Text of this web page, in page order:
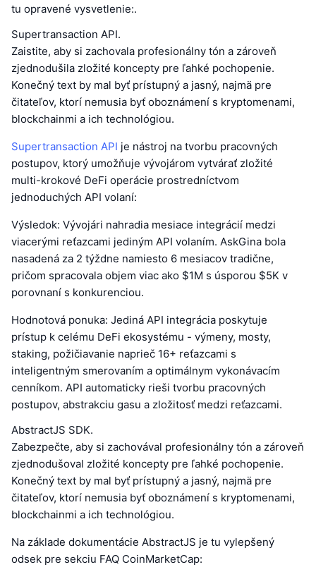
tu opravené vysvetlenie:.
Supertransaction API.
Zaistite, aby si zachovala profesionálny tón a zároveň
zjednodušila zložité koncepty pre ľahké pochopenie.
Konečný text by mal byť prístupný a jasný, najmä pre
čitateľov, ktorí nemusia byť oboznámení s kryptomenami,
blockchainmi a ich technológiou.
Supertransaction API je nástroj na tvorbu pracovných
postupov, ktorý umožňuje vývojárom vytvárať zložité
multi-krokové DeFi operácie prostredníctvom
jednoduchých API volaní:
Výsledok: Vývojári nahradia mesiace integrácií medzi
viacerými reťazcami jediným API volaním. AskGina bola
nasadená za 2 týždne namiesto 6 mesiacov tradične,
pričom spracovala objem viac ako $1M s úsporou $5K v
porovnaní s konkurenciou.
Hodnotová ponuka: Jediná API integrácia poskytuje
prístup k celému DeFi ekosystému - výmeny, mosty,
staking, požičiavanie naprieč 16+ reťazcami s
inteligentným smerovaním a optimálnym vykonávacím
cenníkom. API automaticky rieši tvorbu pracovných
postupov, abstrakciu gasu a zložitosť medzi reťazcami.
AbstractJS SDK.
Zabezpečte, aby si zachovával profesionálny tón a zároveň
zjednodušoval zložité koncepty pre ľahké pochopenie.
Konečný text by mal byť prístupný a jasný, najmä pre
čitateľov, ktorí nemusia byť oboznámení s kryptomenami,
blockchainmi a ich technológiou.
Na základe dokumentácie AbstractJS je tu vylepšený
odsek pre sekciu FAQ CoinMarketCap: